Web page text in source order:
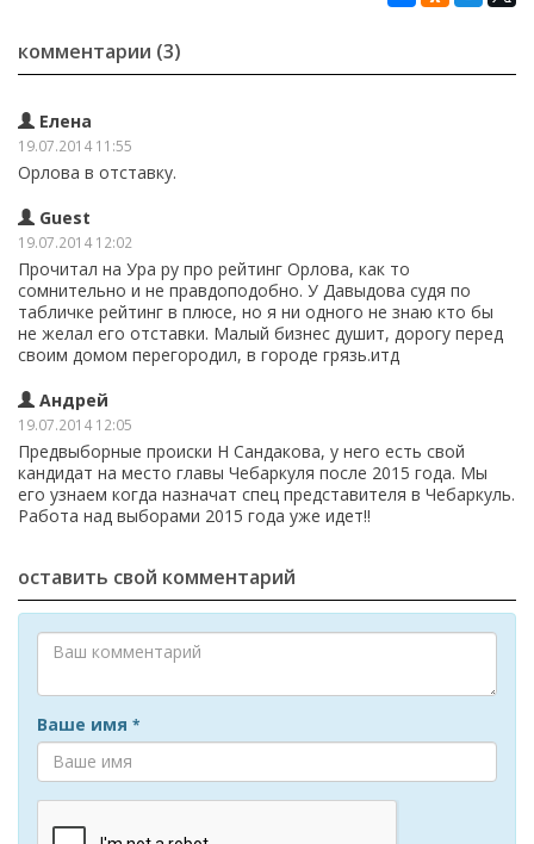
комментарии (3)
Елена
19.07.2014 11:55
Орлова в отставку.
Guest
19.07.2014 12:02
Прочитал на Ура ру про рейтинг Орлова, как то
сомнительно и не правдоподобно. У Давыдова судя по
табличке рейтинг в плюсе, но я ни одного не знаю кто бы
не желал его отставки. Малый бизнес душит, дорогу перед
своим домом перегородил, в городе грязь.итд
Андрей
19.07.2014 12:05
Предвыборные происки Н Сандакова, у него есть свой
кандидат на место главы Чебаркуля после 2015 года. Мы
его узнаем когда назначат спец представителя в Чебаркуль.
Работа над выборами 2015 года уже идет!!
оставить свой комментарий
Ваше имя *